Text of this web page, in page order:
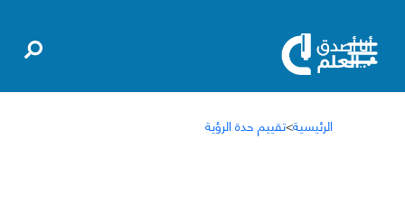
الرئيسية>تقييم حدة الرؤية